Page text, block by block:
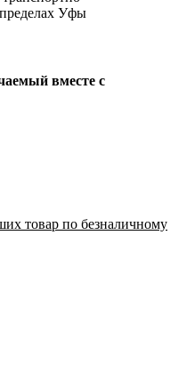
Уфы
вместе с
товар по безналичному